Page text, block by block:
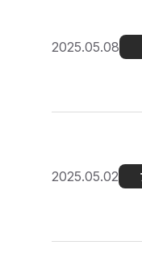
2025.05.08
2025.05.02